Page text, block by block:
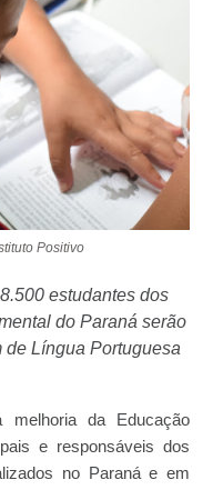
Positivo
estudantes dos
do Paraná serão
Língua Portuguesa
da Educação
e responsáveis dos
no Paraná e em